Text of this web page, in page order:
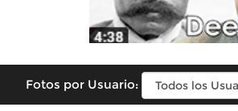
Fotos por Usuario: